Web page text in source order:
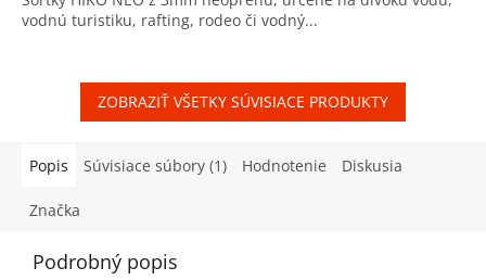
5
vodnú turistiku, rafting, rodeo či vodný...
ZOBRAZIŤ VŠETKY SÚVISIACE PRODUKTY
Popis Súvisiace súbory (1) Hodnotenie Diskusia
Značka
Podrobný popis